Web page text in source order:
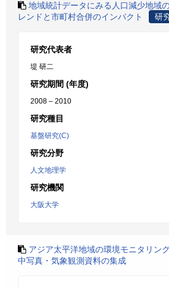
地域統計データにみる人口減少地域
レンドと市町村合併のインパクト
研
研究代表者
堤 研二
研究期間 (年度)
2008 – 2010
研究種目
基盤研究(C)
研究分野
人文地理学
研究機関
大阪大学
アジア太平洋地域の環境モニタリン
中写真・気象観測資料の集成